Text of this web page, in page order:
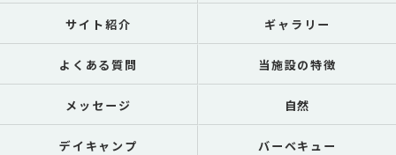
サイト紹介 ギャラリー
よくある質問 当施設の特徴
メッセージ 自然
デイキャンプ バーベキュー